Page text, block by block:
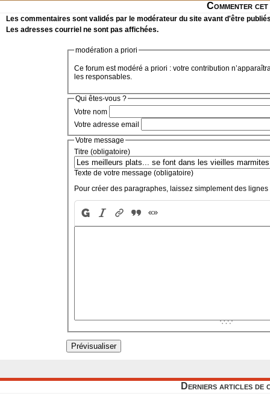
Commenter
Les commentaires sont validés par le modérateur du site avant d'être
Les adresses courriel ne sont pas affichées.
modération a priori
Ce forum est modéré a priori : votre contribution
les responsables.
Qui êtes-vous ?
Votre nom
Votre adresse email
Votre message
Titre (obligatoire)
Texte de votre message (obligatoire)
Pour créer des paragraphes, laissez simplement des lignes
Derniers articles de